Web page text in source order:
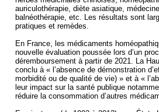
auriculothérapie, diète asiatique,
balnéothérapie, etc. Les résultats sont
pratiques et remèdes.
En France, les médicaments
nouvelle évaluation poussée lors d’un
déremboursement à partir de 2021. La
conclu à « l’absence de démonstration
morbidité ou de qualité de vie) » et à «
leur impact sur la santé publique
réduire la consommation d’autres